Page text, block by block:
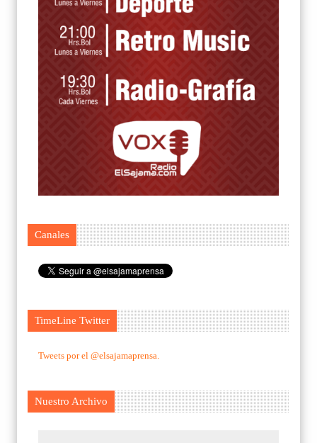
Canales
TimeLine Twitter
Tweets por el @elsajamaprensa.
Nuestro Archivo